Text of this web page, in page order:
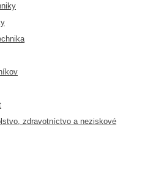
zdravotníctvo a neziskové